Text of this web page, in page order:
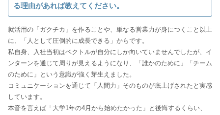
る理由があれば教えてください。
就活用の「ガクチカ」を作ることや、単なる営業力が身につくこと以上
に、「人として圧倒的に成長できる」からです。
私自身、入社当初はベクトルが自分にしか向いていませんでしたが、イ
ンターンを通じて周りが見えるようになり、「誰かのために」「チーム
のために」という意識が強く芽生えました。
コミュニケーションを通じて「人間力」そのものが底上げされたと実感
しています。
本音を言えば「大学1年の4月から始めたかった」と後悔するくらい、